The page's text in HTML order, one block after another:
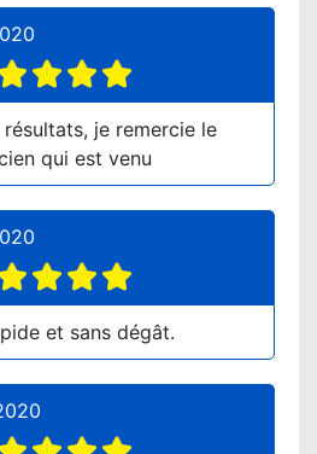
résultats, je remercie le
qui est venu
et sans dégât.